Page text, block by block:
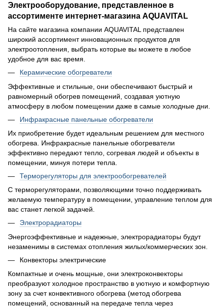
Электрооборудование, представленное в
ассортименте интернет-магазина AQUAVITAL
На сайте магазина компании AQUAVITAL представлен
широкий ассортимент инновационных продуктов для
электроотопления, выбрать которые вы можете в любое
удобное для вас время.
Керамические обогреватели
Эффективные и стильные, они обеспечивают быстрый и
равномерный обогрев помещений, создавая уютную
атмосферу в любом помещении даже в самые холодные дни.
Инфракрасные панельные обогреватели
Их приобретение будет идеальным решением для местного
обогрева. Инфракрасные панельные обогреватели
эффективно передают тепло, согревая людей и объекты в
помещении, минуя потери тепла.
Терморегуляторы для электрообогревателей
С терморегуляторами, позволяющими точно поддерживать
желаемую температуру в помещении, управление теплом для
вас станет легкой задачей.
Электрорадиаторы
Энергоэффективные и надежные, электрорадиаторы будут
незаменимы в системах отопления жилых/коммерческих зон.
Конвекторы электрические
Компактные и очень мощные, они электроконвекторы
преобразуют холодное пространство в уютную и комфортную
зону за счет конвективного обогрева (метод обогрева
помещений, основанный на передаче тепла через